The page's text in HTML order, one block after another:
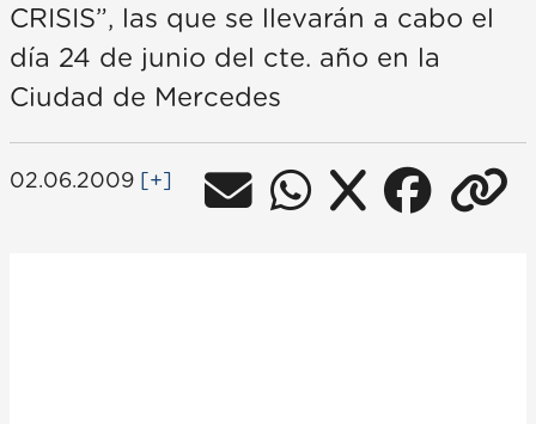
CRISIS”, las que se llevarán a cabo el
día 24 de junio del cte. año en la
Ciudad de Mercedes
02.06.2009 [+]